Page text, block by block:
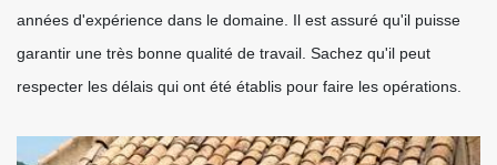
années d'expérience dans le domaine. Il est assuré qu'il puisse
garantir une très bonne qualité de travail. Sachez qu'il peut
respecter les délais qui ont été établis pour faire les opérations.